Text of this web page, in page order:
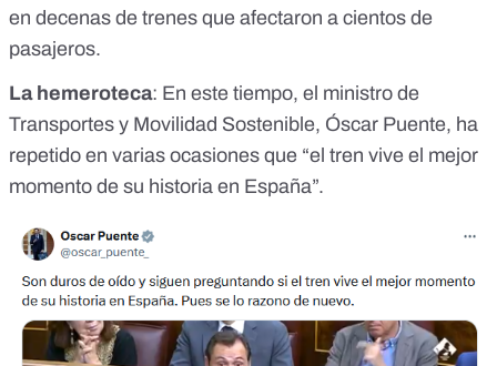
en decenas de trenes que afectaron a cientos de
pasajeros.
La hemeroteca: En este tiempo, el ministro de
Transportes y Movilidad Sostenible, Óscar Puente, ha
repetido en varias ocasiones que “el tren vive el mejor
momento de su historia en España”.